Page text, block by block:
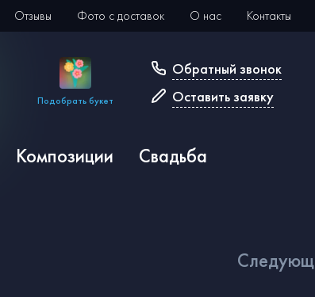
Отзывы Фото с доставок О нас Контакты
Подобрать букет
Обратный звонок
Оставить заявку
Композиции Свадьба
След